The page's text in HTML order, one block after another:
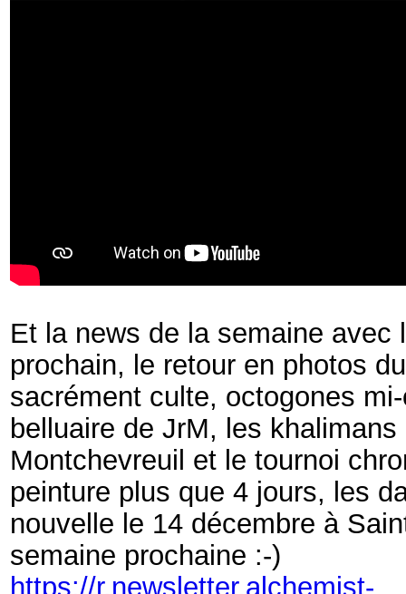
Et la news de la semaine avec l
prochain, le retour en photos
sacrément culte, octogones
belluaire de JrM, les
Montchevreuil et le tournoi
peinture plus que 4 jours, les
nouvelle le 14 décembre à
semaine prochaine :-)
https://r.newsletter.alchemist-